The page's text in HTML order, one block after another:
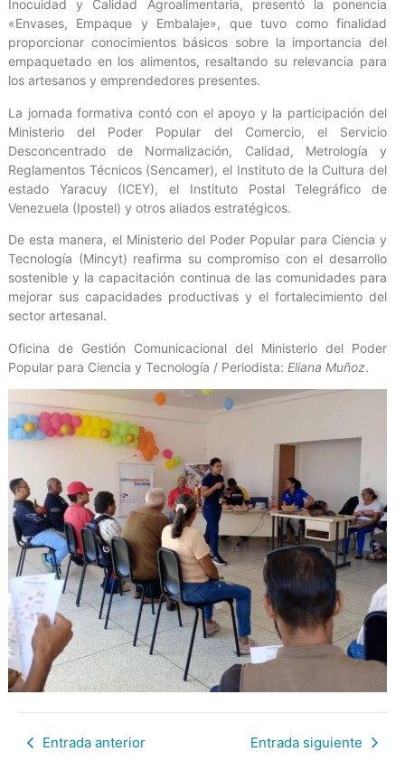
Inocuidad y Calidad Agroalimentaria, presentó la ponencia
«Envases, Empaque y Embalaje», que tuvo como finalidad
proporcionar conocimientos básicos sobre la importancia del
empaquetado en los alimentos, resaltando su relevancia para
los artesanos y emprendedores presentes.
La jornada formativa contó con el apoyo y la participación del
Ministerio del Poder Popular del Comercio, el Servicio
Desconcentrado de Normalización, Calidad, Metrología y
Reglamentos Técnicos (Sencamer), el Instituto de la Cultura del
estado Yaracuy (ICEY), el Instituto Postal Telegráfico de
Venezuela (Ipostel) y otros aliados estratégicos.
De esta manera, el Ministerio del Poder Popular para Ciencia y
Tecnología (Mincyt) reafirma su compromiso con el desarrollo
sostenible y la capacitación continua de las comunidades para
mejorar sus capacidades productivas y el fortalecimiento del
sector artesanal.
Oficina de Gestión Comunicacional del Ministerio del Poder
Popular para Ciencia y Tecnología / Periodista: Eliana Muñoz.
Entrada anterior Entrada siguiente